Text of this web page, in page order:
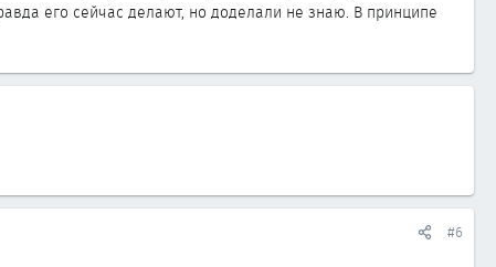
его сейчас делают, но доделали не знаю. В принципе
#6